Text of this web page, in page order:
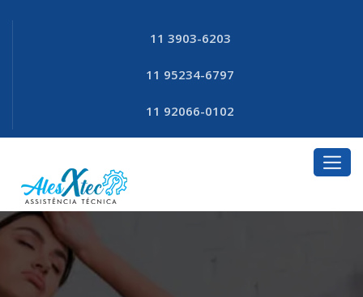
11 3903-6203
11 95234-6797
11 92066-0102